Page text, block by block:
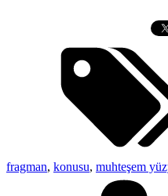
fragman, konusu, muhteşem